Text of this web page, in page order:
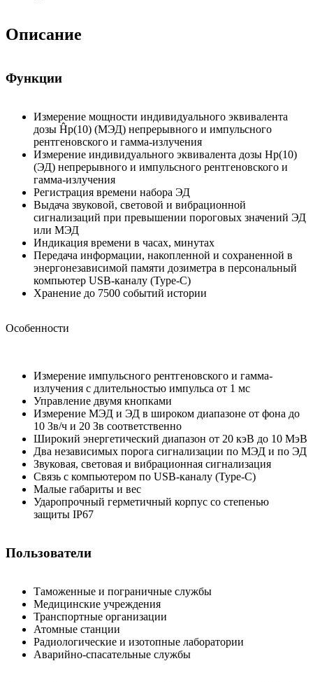
Описание
Функции
Измерение мощности индивидуального эквивалента
дозы Ĥp(10) (МЭД) непрерывного и импульсного
рентгеновского и гамма-излучения
Измерение индивидуального эквивалента дозы Hp(10)
(ЭД) непрерывного и импульсного рентгеновского и
гамма-излучения
Регистрация времени набора ЭД
Выдача звуковой, световой и вибрационной
сигнализаций при превышении пороговых значений ЭД
или МЭД
Индикация времени в часах, минутах
Передача информации, накопленной и сохраненной в
энергонезависимой памяти дозиметра в персональный
компьютер USB-каналу (Type-C)
Хранение до 7500 событий истории
Особенности
Измерение импульсного рентгеновского и гамма-
излучения с длительностью импульса от 1 мс
Управление двумя кнопками
Измерение МЭД и ЭД в широком диапазоне от фона до
10 Зв/ч и 20 Зв соответственно
Широкий энергетический диапазон от 20 кэВ до 10 МэВ
Два независимых порога сигнализации по МЭД и по ЭД
Звуковая, световая и вибрационная сигнализация
Связь с компьютером по USB-каналу (Type-C)
Малые габариты и вес
Ударопрочный герметичный корпус со степенью
защиты IP67
Пользователи
Таможенные и пограничные службы
Медицинские учреждения
Транспортные организации
Атомные станции
Радиологические и изотопные лаборатории
Аварийно-спасательные службы